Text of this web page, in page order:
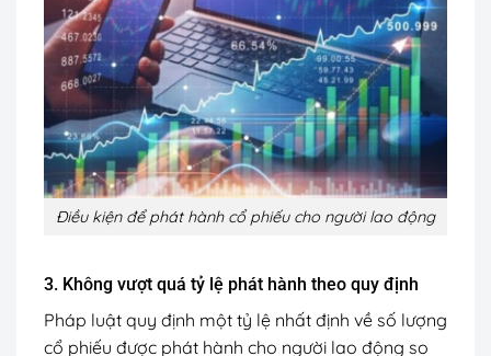
Điều kiện để phát hành cổ phiếu cho người lao động
3. Không vượt quá tỷ lệ phát hành theo quy định
Pháp luật quy định một tỷ lệ nhất định về số lượng
cổ phiếu được phát hành cho người lao động so